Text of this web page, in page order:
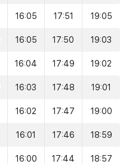
16:05 17:51 19:05
16:05 17:50 19:03
16:04 17:49 19:02
16:03 17:48 19:01
16:02 17:47 19:00
16:01 17:46 18:59
16:00 17:44 18:57